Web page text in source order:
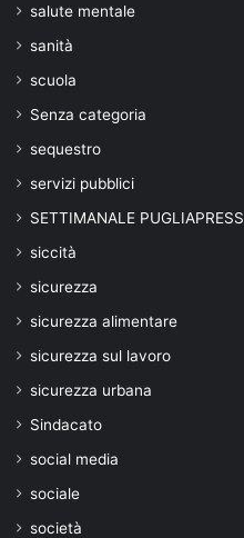
salute mentale
sanità
scuola
Senza categoria
sequestro
servizi pubblici
SETTIMANALE PUGLIAPRESS
siccità
sicurezza
sicurezza alimentare
sicurezza sul lavoro
sicurezza urbana
Sindacato
social media
sociale
società